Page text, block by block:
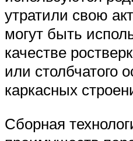
утратили свою
могут быть
качестве
или столбчатого
каркасных
Сборная